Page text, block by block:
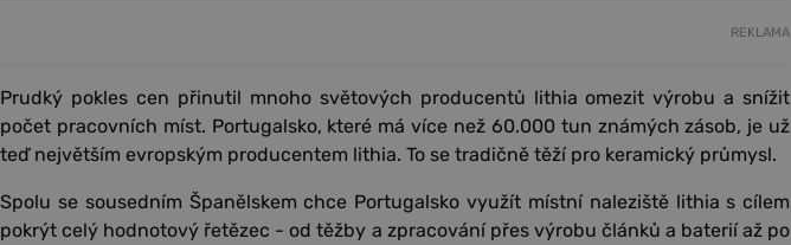
REKLAMA
Prudký pokles cen přinutil mnoho světových producentů lithia omezit výrobu a snížit
počet pracovních míst. Portugalsko, které má více než 60.000 tun známých zásob, je už
teď největším evropským producentem lithia. To se tradičně těží pro keramický průmysl.
Spolu se sousedním Španělskem chce Portugalsko využít místní naleziště lithia s cílem
pokrýt celý hodnotový řetězec - od těžby a zpracování přes výrobu článků a baterií až po